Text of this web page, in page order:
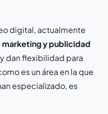
digital, actualmente
marketing y publicidad
y dan flexibilidad para
es un área en la que
especializado, es